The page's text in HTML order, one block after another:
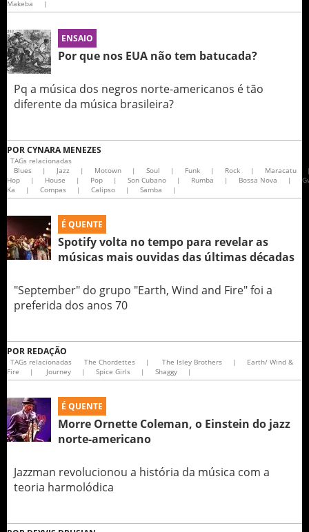
Makeba |
ENSAIO
Por que nos EUA não tem batucada?
Pq a música dos negros norte-americanos é tão
diferente da música brasileira?
PORCYNARA MENEZES
TAGs relacionadas
Blues
| Jazz | Motown | Soul | Funk | Rock | Maracatu
Hop
| House | Pop | Son Cubano | Rumba | Bossa Nova |
Ka
| Compas | Calipso | Samba |
É QUENTE
Spotify volta no tempo para revelar as
músicas mais ouvidas das últimas décadas
"September" do grupo "Earth, Wind and Fire" foi a
preferida dos anos 70
POR REDAÇÃO
TAGs relacionadas The Chordettes | The Isley Brothers |
Earth/ Wind &
Fire
| Journey | Spice Girls | Shaggy |
É QUENTE
Morre Ornette Coleman, o Einstein do jazz
norte-americano
Jazzman revolucionou a história da música com a
teoria harmolódica